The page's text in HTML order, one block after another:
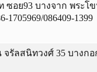
ซอย93 บางจาก พระโ
1705969/086409-1399
จรัลสนิทวงศ์ 35 บางก